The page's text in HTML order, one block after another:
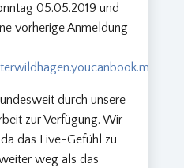
05.05.2019 und
vorherige Anmeldung
durch unsere
zur Verfügung. Wir
das Live-Gefühl zu
weg als das